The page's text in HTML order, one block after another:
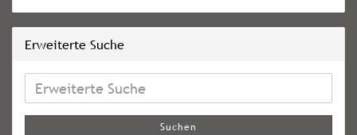
Erweiterte Suche
Erweiterte
Suche
Suchen